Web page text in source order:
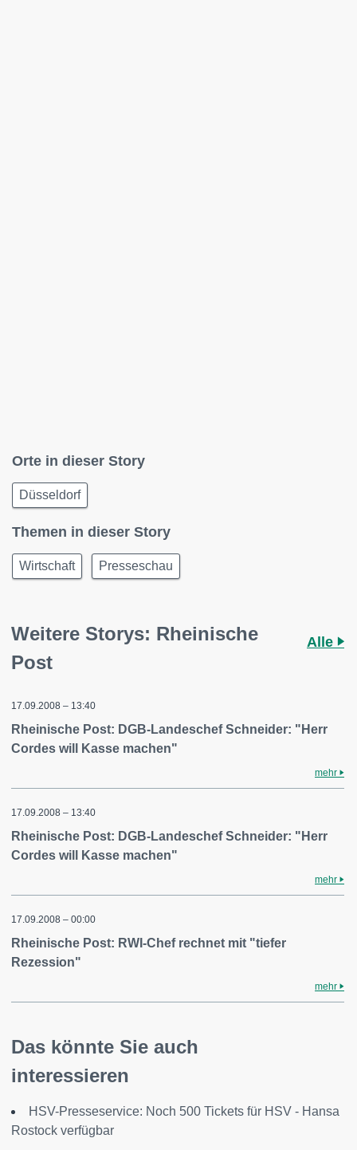
Orte in dieser Story
Düsseldorf
Themen in dieser Story
Wirtschaft Presseschau
Weitere Storys: Rheinische
Post
Alle
17.09.2008 – 13:40
Rheinische Post: DGB-Landeschef Schneider: "Herr
Cordes will Kasse machen"
mehr
17.09.2008 – 13:40
Rheinische Post: DGB-Landeschef Schneider: "Herr
Cordes will Kasse machen"
mehr
17.09.2008 – 00:00
Rheinische Post: RWI-Chef rechnet mit "tiefer
Rezession"
mehr
Das könnte Sie auch
interessieren
HSV-Presseservice: Noch 500 Tickets für HSV - Hansa
Rostock verfügbar